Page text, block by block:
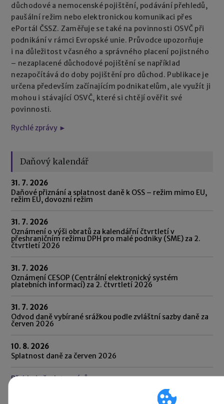
důchodové a nemocenské pojištění, podávání přehledů,
paušální režim nebo elektronickou komunikaci přes
ePortál ČSSZ. Zaměřuje se také na povinnosti OSVČ při
podnikání v rámci Evropské unie. Průvodce upozorňuje
i na důležitost včasného a správného placení pojistného
– nezaplacené důchodové pojištění se například
nezapočítává do doby pojištění pro důchod. Publikace je
určena především začínajícím podnikatelům, ale využít ji
mohou i stávající OSVČ, které si chtějí ověřit své
povinnosti.
Rychlé zprávy ►
Daňový kalendář
31. 7. 2026
Daňové přiznání a splatnost daně k OSS – režim mimo EU,
režim EU, dovozní režim
31. 7. 2026
Oznámení o výši obratů za kalendářní čtvrtletí v
přeshraničním režimu DPH pro malé podniky (SME) za 2.
čtvrtletí 2026
31. 7. 2026
Oznámení CESOP (Centrální elektronický systém
platebních informací) za 2. čtvrtletí 2026
31. 7. 2026
Odvod daně vybírané srážkou podle zvláštní sazby daně za
červen 2026
10. 8. 2026
Splatnost daně za červen 2026
Přehled všech termínů ►